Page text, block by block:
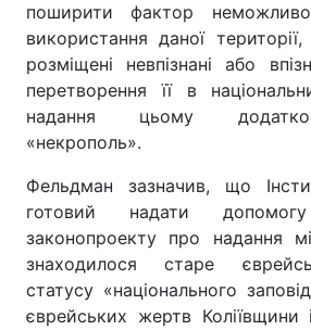
поширити фактор
використання даної
розміщені невпізнані або
перетворення її в
надання цьому
«некрополь».
Фельдман зазначив, що
готовий надати
законопроекту про надання
знаходилося старе
статусу «національного
єврейських жертв Коліївщини